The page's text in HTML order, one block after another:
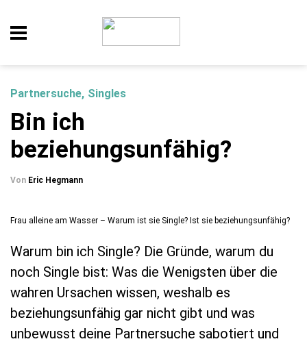
Partnersuche Singles
Bin ich
beziehungsunfähig?
Von Eric Hegmann
Frau alleine am Wasser – Warum ist sie Single? Ist sie beziehungsunfähig?
Warum bin ich Single? Die Gründe, warum du
noch Single bist: Was die Wenigsten über die
wahren Ursachen wissen, weshalb es
beziehungsunfähig gar nicht gibt und was
unbewusst deine Partnersuche sabotiert und